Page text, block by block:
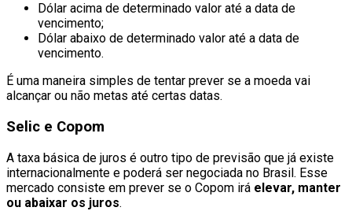
Dólar acima de determinado valor até a data de
vencimento;
Dólar abaixo de determinado valor até a data de
vencimento.
É uma maneira simples de tentar prever se a moeda vai
alcançar ou não metas até certas datas.
Selic e Copom
A taxa básica de juros é outro tipo de previsão que já existe
internacionalmente e poderá ser negociada no Brasil. Esse
mercado consiste em prever se o Copom irá elevar, manter
ou abaixar os juros.